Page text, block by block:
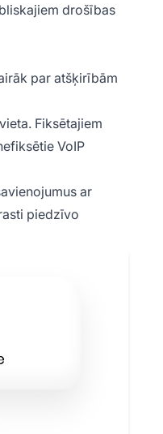
drošības
par atšķirībām
Fiksētajiem
VoIP
ar
piedzīvo